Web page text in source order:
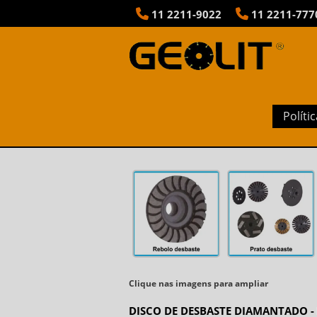
11 2211-9022 11 2211-
DISCO DE DESBASTE
Clique nas imagens para ampliar
DISCO DE DESBASTE DIAMANTADO